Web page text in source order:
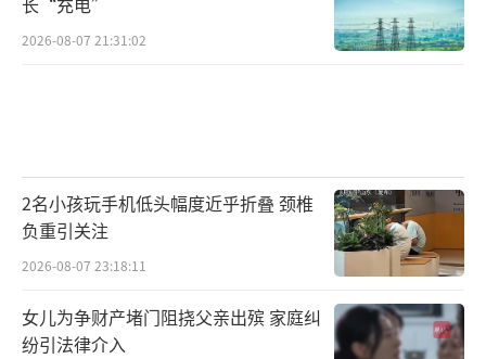
2026-08-07 21:31:02
2名小孩玩手机低头幅度近乎折叠 颈椎
负重引关注
2026-08-07 23:18:11
女儿为争财产堵门阻挠父亲出殡 家庭纠
纷引法律介入